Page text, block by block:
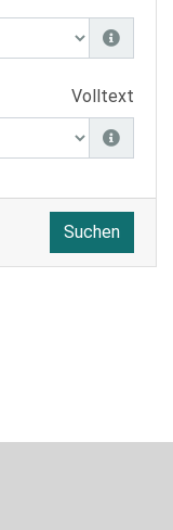
Volltext
Suchen